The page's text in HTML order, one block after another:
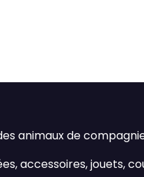
animaux de
accessoires, jouets,